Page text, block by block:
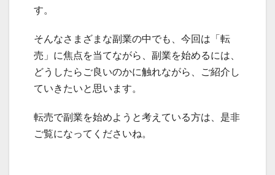
す。
そんなさまざまな副業の中でも、今回は「転
売」に焦点を当てながら、副業を始めるには、
どうしたらご良いのかに触れながら、ご紹介し
ていきたいと思います。
転売で副業を始めようと考えている方は、是非
ご覧になってくださいね。